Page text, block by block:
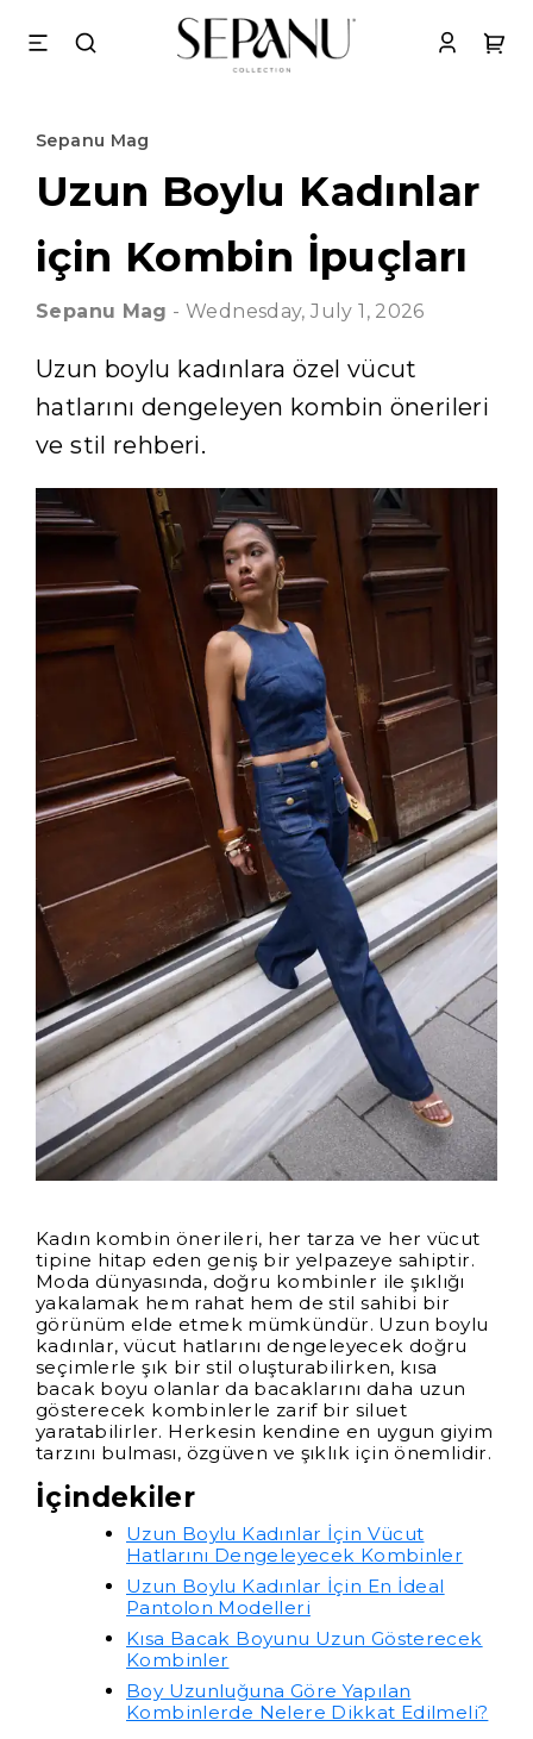
Sepanu Mag
Uzun Boylu Kadınlar
için Kombin İpuçları
Sepanu Mag - Wednesday, July 1, 2026
Uzun boylu kadınlara özel vücut
hatlarını dengeleyen kombin önerileri
ve stil rehberi.
Kadın kombin önerileri, her tarza ve her vücut
tipine hitap eden geniş bir yelpazeye sahiptir.
Moda dünyasında, doğru kombinler ile şıklığı
yakalamak hem rahat hem de stil sahibi bir
görünüm elde etmek mümkündür. Uzun boylu
kadınlar, vücut hatlarını dengeleyecek doğru
seçimlerle şık bir stil oluşturabilirken, kısa
bacak boyu olanlar da bacaklarını daha uzun
gösterecek kombinlerle zarif bir siluet
yaratabilirler. Herkesin kendine en uygun giyim
tarzını bulması, özgüven ve şıklık için önemlidir.
İçindekiler
Uzun Boylu Kadınlar İçin Vücut
Hatlarını Dengeleyecek Kombinler
Uzun Boylu Kadınlar İçin En İdeal
Pantolon Modelleri
Kısa Bacak Boyunu Uzun Gösterecek
Kombinler
Boy Uzunluğuna Göre Yapılan
Kombinlerde Nelere Dikkat Edilmeli?